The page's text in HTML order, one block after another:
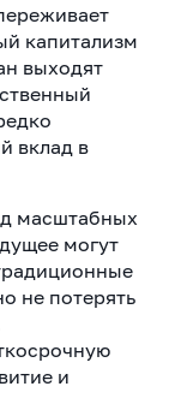
капитализм
выходят
вклад в
масштабных
могут
не потерять
и